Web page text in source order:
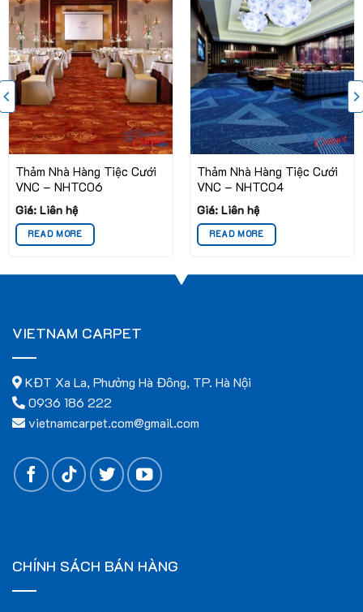
trải nghiệm hoàn hảo cho ngày trọng đại của mình.
Chất liệu: Sợi tổng hợp cao cấp, bền bỉ và dễ vệ sinh.
Độ dày: 8 mm, tạo cảm giác êm ái khi di chuyển.
Khả năng chống trơn trượt
người sử dụng.
Thảm Nhà Hàng Tiệc Cưới
VNC – NHTC06
Giá: Liên hệ
READ MORE
Thảm Nhà Hàng Tiệc Cưới
VNC – NHTC04
Giá: Liên hệ
READ MORE
VIETNAM CARPET
KĐT Xa La, Phường Hà Đông, TP. Hà Nội
0936 186 222
vietnamcarpet.com@gmail.com
CHÍNH SÁCH BÁN HÀNG